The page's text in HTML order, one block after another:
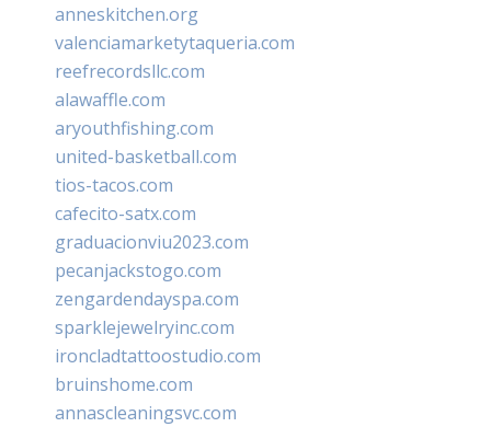
anneskitchen.org
valenciamarketytaqueria.com
reefrecordsllc.com
alawaffle.com
aryouthfishing.com
united-basketball.com
tios-tacos.com
cafecito-satx.com
graduacionviu2023.com
pecanjackstogo.com
zengardendayspa.com
sparklejewelryinc.com
ironcladtattoostudio.com
bruinshome.com
annascleaningsvc.com